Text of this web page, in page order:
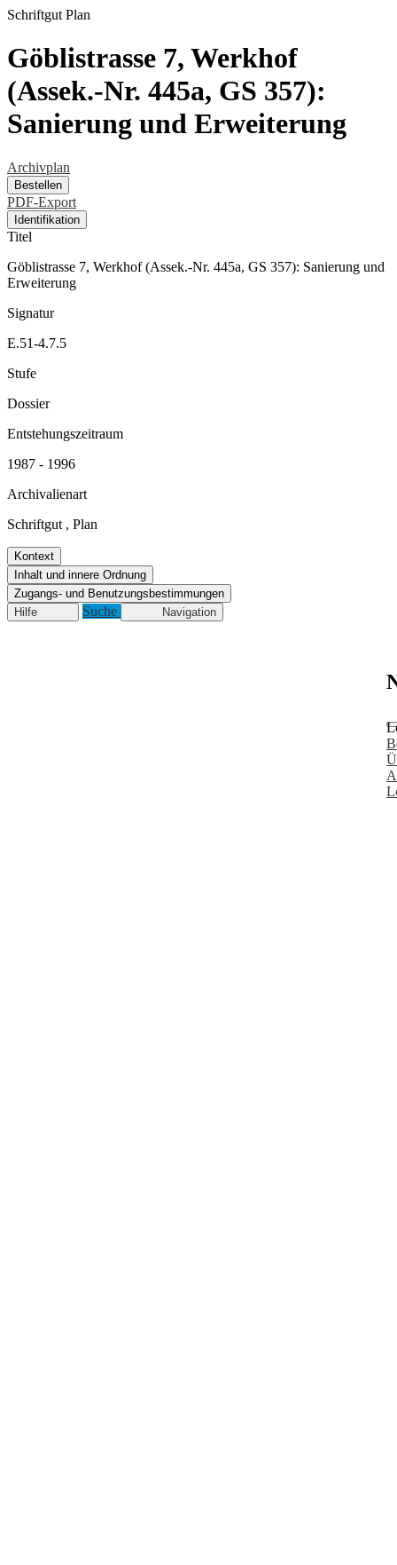
Schriftgut Plan
Göblistrasse 7, Werkhof
(Assek.-Nr. 445a, GS 357):
Sanierung und Erweiterung
Archivplan
Bestellen
PDF-Export
Identifikation
Titel
Göblistrasse 7, Werkhof (Assek.-Nr. 445a, GS 357): Sanierung und
Erweiterung
Signatur
E.51-4.7.5
Stufe
Dossier
Entstehungszeitraum
1987 - 1996
Archivalienart
Schriftgut , Plan
Kontext
Inhalt und innere Ordnung
Zugangs- und Benutzungsbestimmungen
Hilfe
Suche Navigation